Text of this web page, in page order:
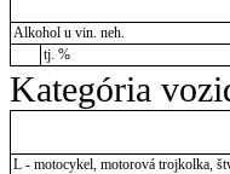
Alkohol u vin. neh.
tj. %
Kategória
L - motocykel, motorová trojkolka,